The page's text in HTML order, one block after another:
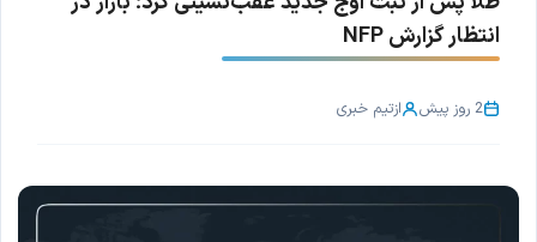
انتظار گزارش NFP
2 روز پیش ازتیم خبری